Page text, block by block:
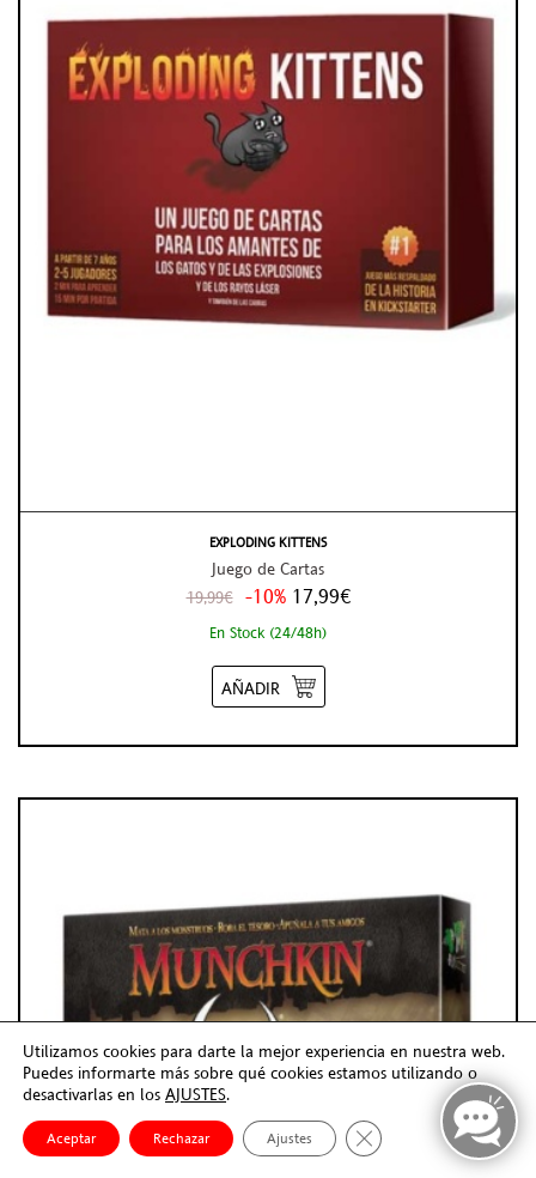
EXPLODING KITTENS
Juego de Cartas
19,99€ -10% 17,99€
En Stock (24/48h)
AÑADIR
Utilizamos cookies para darte la mejor experiencia en nuestra web.
Puedes informarte más sobre qué cookies estamos utilizando o
desactivarlas en los AJUSTES.
Aceptar Rechazar Ajustes Cerrar el banner de